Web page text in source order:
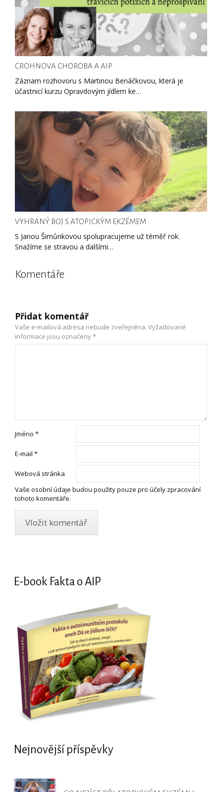
CROHNOVA CHOROBA A AIP
Záznam rozhovoru s Martinou Benáčkovou, která je
účastnicí kurzu Opravdovým jídlem ke…
VYHRANÝ BOJ S ATOPICKÝM EKZÉMEM
S Janou Šimůnkovou spolupracujeme už téměř rok.
Snažíme se stravou a dalšími…
Komentáře
Přidat komentář
Vaše e-mailová adresa nebude zveřejněna. Vyžadované
informace jsou označeny*
Jméno *
E-mail *
Webová stránka
Vaše osobní údaje budou použity pouze pro účely zpracování
tohoto komentáře.
E-book Fakta o AIP
Nejnovější příspěvky